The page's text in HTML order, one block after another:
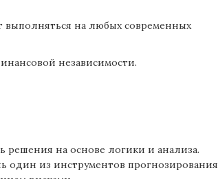
выполняться на любых современных
независимости.
на основе логики и анализа.
один из инструментов прогнозирования